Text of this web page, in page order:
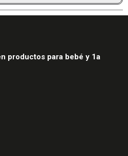
productos para bebé y 1a